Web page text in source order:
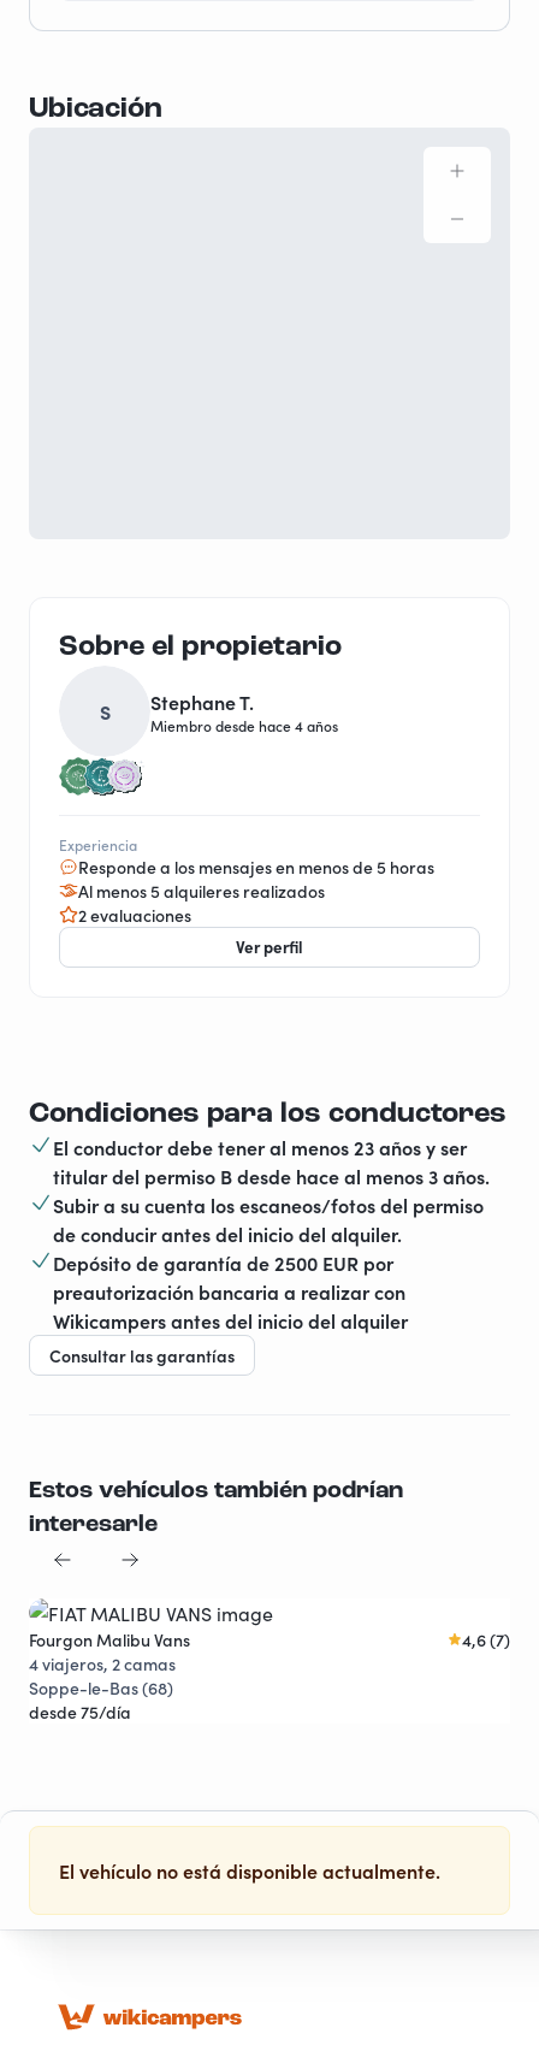
Ubicación
Sobre el propietario
S Stephane T.
Miembro desde hace 4 años
Experiencia
Responde a los mensajes en menos de 5 horas
Al menos 5 alquileres realizados
2 evaluaciones
Ver perfil
Condiciones para los conductores
El conductor debe tener al menos 23 años y ser
titular del permiso B desde hace al menos 3 años.
Subir a su cuenta los escaneos/fotos del permiso
de conducir antes del inicio del alquiler.
Depósito de garantía de 2500 EUR por
preautorización bancaria a realizar con
Wikicampers antes del inicio del alquiler
Consultar las garantías
Estos vehículos también podrían
interesarle
Joya viajera
Fourgon Malibu Vans
4,6 (7)
4 viajeros, 2 camas
Soppe-le-Bas (68)
desde 75/día
El vehículo no está disponible actualmente.